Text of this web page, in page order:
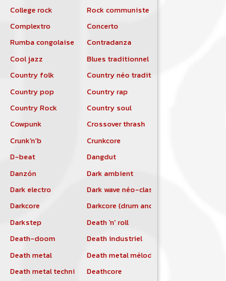
College rock
Rock communiste
Complextro
Concerto
Rumba congolaise
Contradanza
Cool jazz
Blues traditionnel
Country folk
Country néo traditionnelle
Country pop
Country rap
Country Rock
Country soul
Cowpunk
Crossover thrash
Crunk'n'b
Crunkcore
D-beat
Dangdut
Danzón
Dark ambient
Dark electro
Dark wave néo-classique
Darkcore
Darkcore (drum and bass)
Darkstep
Death 'n' roll
Death-doom
Death industriel
Death metal
Death metal mélodique
Death metal techniqueDeathcore